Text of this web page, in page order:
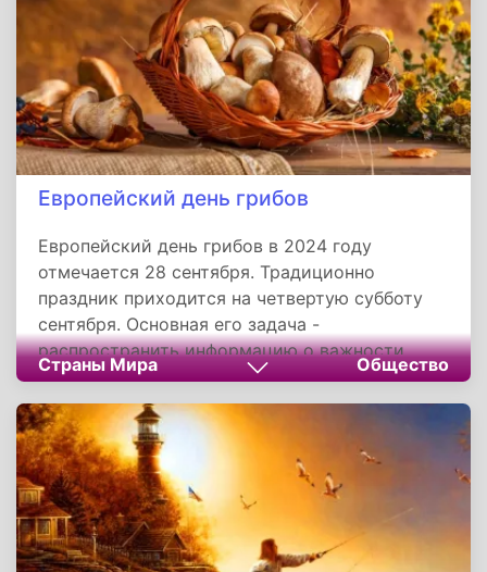
Европейский день грибов
Европейский день грибов в 2024 году
отмечается 28 сентября. Традиционно
праздник приходится на четвертую субботу
сентября. Основная его задача -
распространить информацию о важности
грибов как для экосистем, так и в
повседневной жизни человека.
Страны Мира Общество